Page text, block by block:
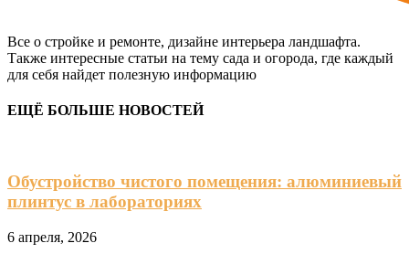
Все о стройке и ремонте, дизайне интерьера ландшафта.
Также интересные статьи на тему сада и огорода, где каждый
для себя найдет полезную информацию
ЕЩЁ БОЛЬШЕ НОВОСТЕЙ
Обустройство чистого помещения: алюминиевый
плинтус в лабораториях
6 апреля, 2026